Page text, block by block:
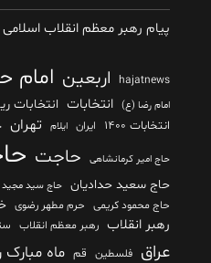
پیام رهبر معظم انقلاب
hajatnews اربعین امام
امام رضا (ع) انتخابات انتخابات
انتخابات ۱۴۰۰ ایران ایلام تهران
حاج امیر کرمانشاهی حاجت
حاج سعید حدادیان حاج سید مجید
حاج محمود کریمی
حرم مطهر رضوی
رهبر انقلاب رهبر معظم انقلاب
عراق فلسطین قم ماه